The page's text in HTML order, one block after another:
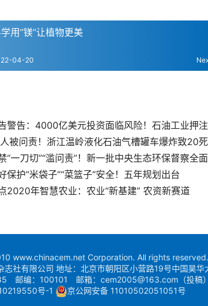
用“镁”让植物更美
04-20
保护“米袋子”“菜篮子”安全！五年规划出台
2020年智慧农业：农业“新基建” 农资新赛道
www.chinacem.net Corporation. All rights reserved.
志社有限公司 地址：北京市朝阳区小营路19号中国昊华
编：100101 邮箱：cem2005@163.com（投稿）
号-1
京公网安备 11010502051051号